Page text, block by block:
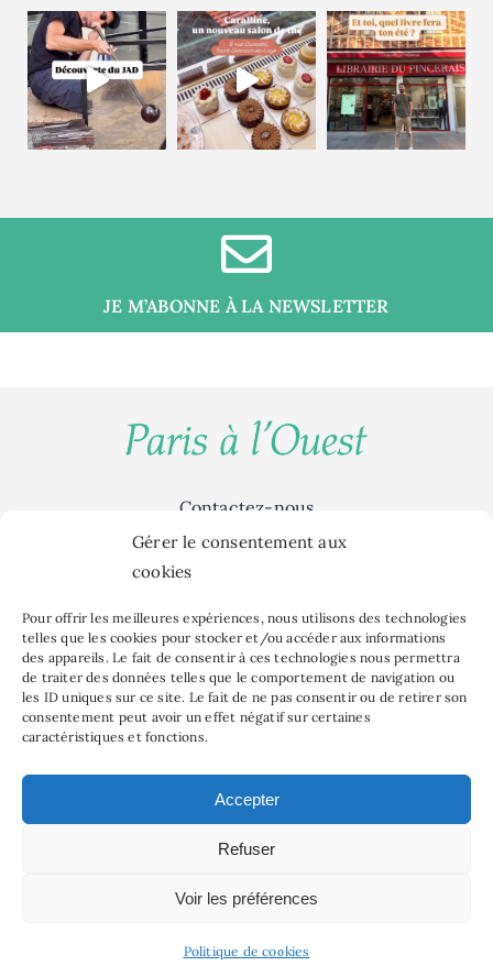
Gérer le consentement aux
cookies
Pour offrir les meilleures expériences, nous utilisons des technologies
telles que les cookies pour stocker et/ou accéder aux informations
des appareils. Le fait de consentir à ces technologies nous permettra
de traiter des données telles que le comportement de navigation ou
les ID uniques sur ce site. Le fait de ne pas consentir ou de retirer son
consentement peut avoir un effet négatif sur certaines
caractéristiques et fonctions.
Accepter
Refuser
Voir les préférences
Politique de cookies
Sorties & Culture
Food
Bien être
Famille
MAPSTR #
Événements
Mentions légales